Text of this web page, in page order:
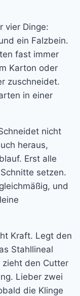
vier Dinge:
ein Falzbein.
fast immer
Karton oder
zuschneidet.
in einer
nicht
heraus,
Erst alle
setzen.
und
Kraft. Legt den
Stahllineal
den Cutter
Lieber zwei
die Klinge